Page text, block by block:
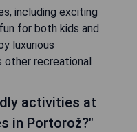
including exciting
for both kids and
luxurious
other recreational
activities at
in Portorož?"